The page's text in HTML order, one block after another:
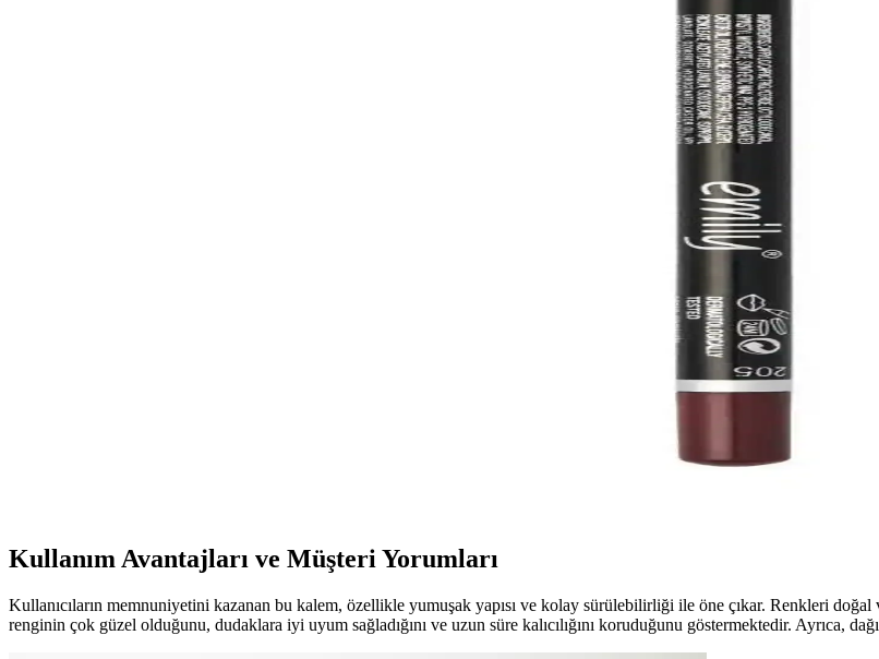
Asyalı Güzellik Ürünleriyle Parlak ve Pürüzsüz Dudak Görünümü Elde Etme Yöntemleri
Asyalı güzellik ürünleri ve teknikleriyle dudaklarda doğal parlaklık ve pürüzsüzlük nasıl sağlanır? Katmanlı uygulamalar,
Soğuk ve Nötr Alt Tonlu Ciltler İçin Nude Ruj Seçimi ve Uygun Ürün Önerileri
Yeni Nesil Su Bazlı Dudak Ürünleri ve Renk İncelemeleri: Performans ve Kullanıcı Deneyimleri
Yeni nesil su bazlı lip tintler, hafif yapıları ve farklı renk seçenekleriyle dudaklarda konforlu kullanım sunuyor. Ürünlerin
Bu makalede MAC markasının dudak kalemi ve rujlarının uygulama kolaylığı, renk çeşitliliği, kalıcılık ve nemlendirme
KIKO Smart Fusion Matte Lip Crayon 03 Pink Mauve Dudak Kalemi İncelemesi ve Kullanım
EMILY Emıly Kalem 205 Dudak Makyajında Yeni Bir Dönem Başlatan Kalem
Kullanım Avantajları ve Müşteri Yorumları
Kullanıcıların memnuniyetini kazanan bu kalem, özellikle yumuşak yapısı ve kolay sürülebilirliği ile öne çıkar. Renkleri
renginin çok güzel olduğunu, dudaklara iyi uyum sağladığını ve uzun süre kalıcılığını koruduğunu göstermektedir. Ayrıca,